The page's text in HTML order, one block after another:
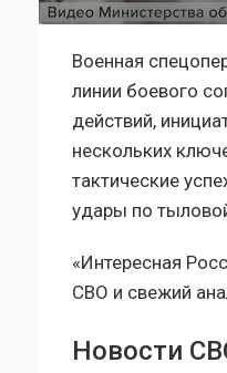
Военная
линии боевого
действий,
нескольких
тактические
удары по
«Интересная
СВО и свежий
Новости